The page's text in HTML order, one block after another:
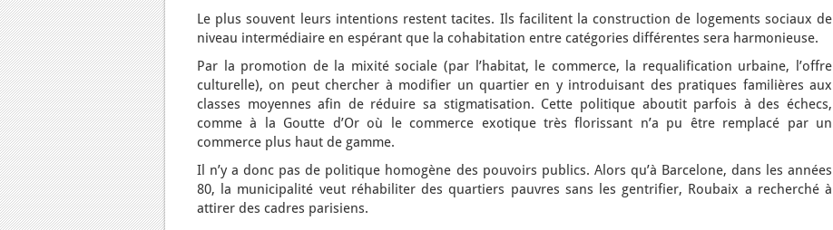
Le plus souvent leurs intentions restent tacites. Ils facilitent la construction de logements sociaux de
niveau intermédiaire en espérant que la cohabitation entre catégories différentes sera harmonieuse.
Par la promotion de la mixité sociale (par l’habitat, le commerce, la requalification urbaine, l’offre
culturelle), on peut chercher à modifier un quartier en y introduisant des pratiques familières aux
classes moyennes afin de réduire sa stigmatisation. Cette politique aboutit parfois à des échecs,
comme à la Goutte d’Or où le commerce exotique très florissant n’a pu être remplacé par un
commerce plus haut de gamme.
Il n’y a donc pas de politique homogène des pouvoirs publics. Alors qu’à Barcelone, dans les années
80, la municipalité veut réhabiliter des quartiers pauvres sans les gentrifier, Roubaix a recherché à
attirer des cadres parisiens.